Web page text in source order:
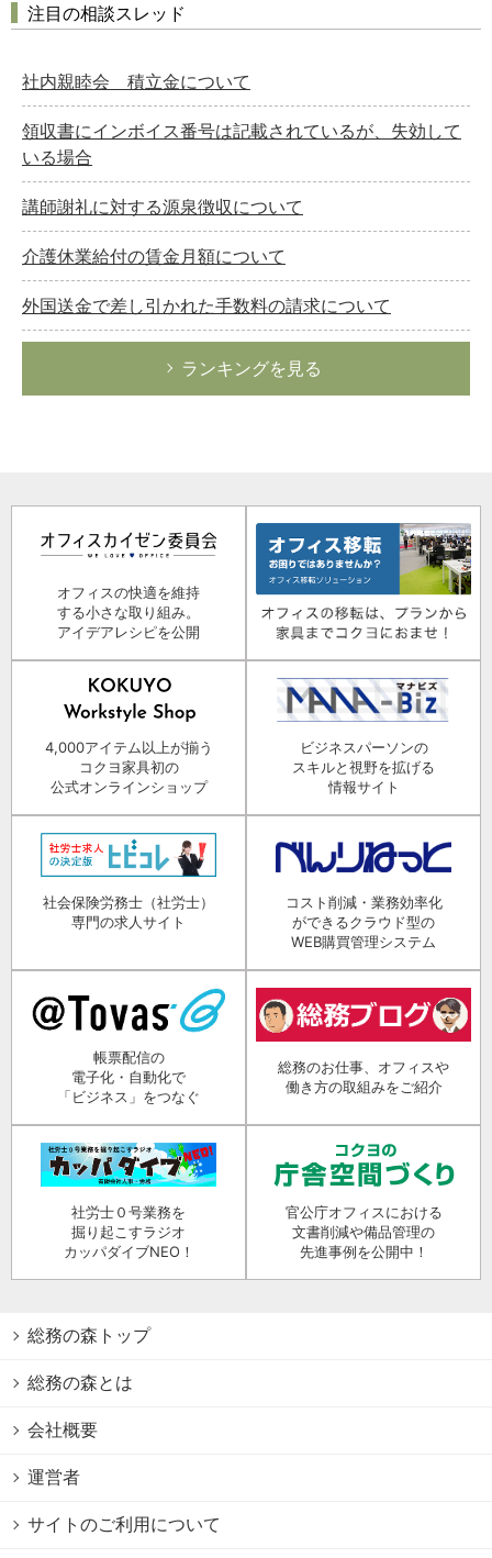
注目の相談スレッド
社内親睦会 積立金について
領収書にインボイス番号は記載されているが、失効して
いる場合
講師謝礼に対する源泉徴収について
介護休業給付の賃金月額について
外国送金で差し引かれた手数料の請求について
ランキングを見る
オフィスの快適を維持
する小さな取り組み。
アイデアレシピを公開
4,000アイテム以上が揃う
コクヨ家具初の
公式オンラインショップ
ビジネスパーソンの
スキルと視野を拡げる
情報サイト
社会保険労務士（社労士）
専門の求人サイト
コスト削減・業務効率化
ができるクラウド型の
WEB購買管理システム
帳票配信の
電子化・自動化で
「ビジネス」をつなぐ
総務のお仕事、オフィスや
働き方の取組みをご紹介
社労士０号業務を
掘り起こすラジオ
カッパダイブNEO！
官公庁オフィスにおける
文書削減や備品管理の
先進事例を公開中！
総務の森トップ
総務の森とは
会社概要
運営者
サイトのご利用について